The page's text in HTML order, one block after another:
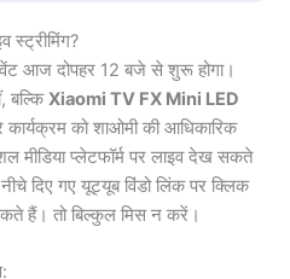
आज दोपहर 12 बजे से शुरू होगा।
बल्किXiaomi TV FX Mini LED
को शाओमी की आधिकारिक
मीडिया प्लेटफॉर्म पर लाइव देख सकते
दिए गए यूट्यूब विंडो लिंक पर क्लिक
हैं। तो बिल्कुल मिस न करें।